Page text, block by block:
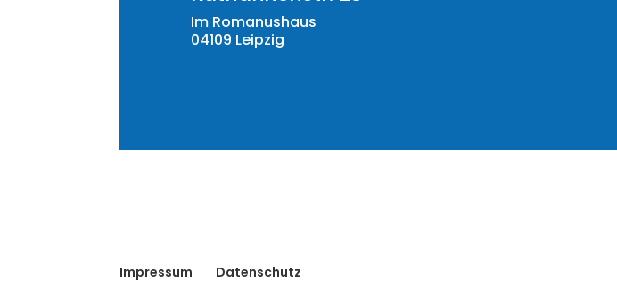
Im Romanushaus
04109 Leipzig
Impressum Datenschutz